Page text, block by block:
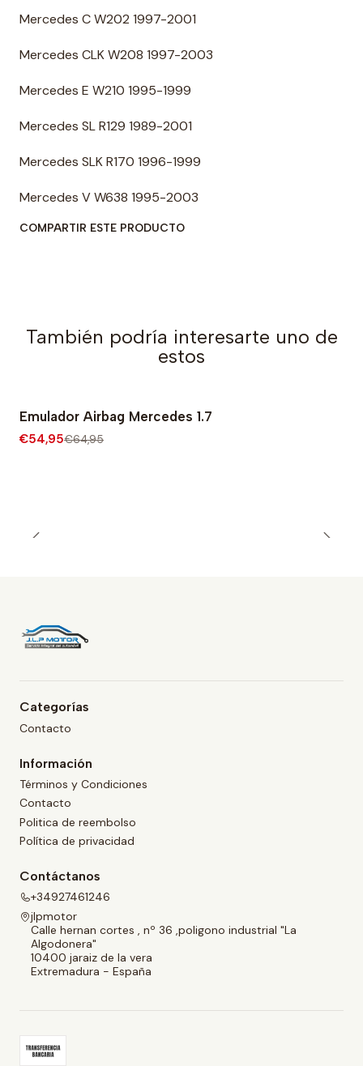
Mercedes C W202 1997-2001
Mercedes CLK W208 1997-2003
Mercedes E W210 1995-1999
Mercedes SL R129 1989-2001
Mercedes SLK R170 1996-1999
Mercedes V W638 1995-2003
COMPARTIR ESTE PRODUCTO
También podría interesarte uno de
estos
-15% OFF
Emulador Airbag Mercedes 1.7
€54,95€64,95
Categorías
Contacto
Información
Términos y Condiciones
Contacto
Politica de reembolso
Política de privacidad
Contáctanos
+34927461246
jlpmotor
Calle hernan cortes , nº 36 ,poligono industrial "La
Algodonera"
10400 jaraiz de la vera
Extremadura - España